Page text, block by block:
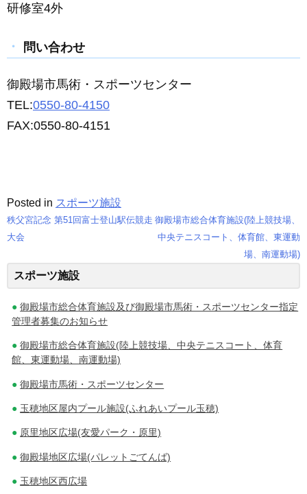
研修室4外
問い合わせ
御殿場市馬術・スポーツセンター
TEL:0550-80-4150
FAX:0550-80-4151
Posted in スポーツ施設
投
稿
ナ
ビ
ー
シ
秩父宮記念 第51回富士登山駅伝競走
大会
御殿場市総合体育施設(陸上競技場、
中央テニスコート、体育館、東運動
場、南運動場)
スポーツ施設
御殿場市総合体育施設及び御殿場市馬術・スポーツセンター指定
管理者募集のお知らせ
御殿場市総合体育施設(陸上競技場、中央テニスコート、体育
館、東運動場、南運動場)
御殿場市馬術・スポーツセンター
玉穂地区屋内プール施設(ふれあいプール玉穂)
原里地区広場(友愛パーク・原里)
御殿場地区広場(パレットごてんば)
玉穂地区西広場